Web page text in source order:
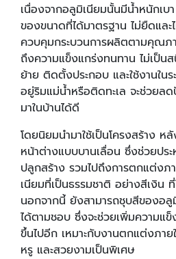
เนื่องจากอลูมิเนียมนั้นมีน้ำหนักเบ
ของขนาดที่ได้มาตรฐาน ไม่ยืดและ
ควบคุมกระบวนการผลิตตามคุณภ
ถึงความแข็งแกร่งทนทาน ไม่เป็น
ย้าย ติดตั้งประกอบ และใช้งานในร
อยู่ริมแม่น้ำหรือติดทะเล จะช่วยล
มาในบ้านได้ดี
โดยนิยมนำมาใช้เป็นโครงสร้าง
หน้าต่างแบบบานเลื่อน ซึ่งช่วยปร
ปลูกสร้าง รวมไปถึงการตกแต่ง
เนียมที่เป็นธรรมชาติ อย่างสีเงิน
นอกจากนี้ ยังสามารถชุบสีของอ
ได้ตามชอบ ซึ่งจะช่วยเพิ่มความแ
ขึ้นไปอีก เหมาะกับงานตกแต่งภา
หรู และสวยงามเป็นพิเศษ